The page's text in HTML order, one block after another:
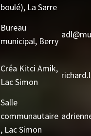
boulé), La Sarre
Bureau
municipal, Berry
Créa Kitci Amik,
Lac Simon
Salle
communautaire
, Lac Simon